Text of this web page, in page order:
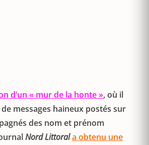
d’un « mur de la honte », où il
messages haineux postés sur
des nom et prénom
Nord Littorala obtenu une